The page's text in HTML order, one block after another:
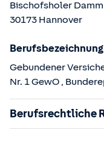
Bischofsholer Damm
30173 Hannover
Berufsbezeichnung
Gebundener
Nr. 1 GewO ,
Berufsrechtliche